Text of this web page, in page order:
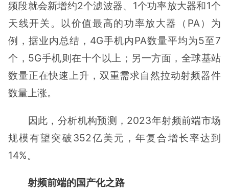
频段就会新增约2个滤波器、1个功率放大器和1个
天线开关。以价值最高的功率放大器（PA）为
例，据业内总结，4G手机内PA数量平均为5至7
个，5G手机则在十个以上；另一方面，全球基站
数量正在快速上升，双重需求自然拉动射频器件
数量上涨。
因此，分析机构预测，2023年射频前端市场
规模有望突破352亿美元，年复合增长率达到
14%。
射频前端的国产化之路